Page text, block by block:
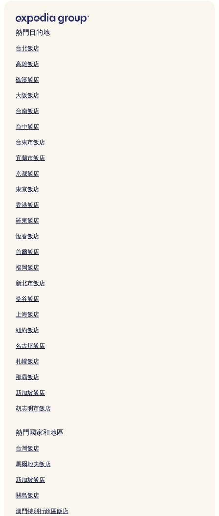
B
i
n
h
i
y
C
e
n
r
的
連
結
i
B
i
n
H
t
e
l
1
連
P
a
l
a
e
a
m
S
o
的
結
L
的
連
結
n
h
H
o
e
的
連
結
e
a
m
H
t
l
的
連
結
o
t
e
l
連
o
t
e
l
h
i
B
i
n
的
結
熱門目的地
台北飯店
高雄飯店
礁溪飯店
大阪飯店
台南飯店
台中飯店
台東市飯店
宜蘭市飯店
京都飯店
東京飯店
香港飯店
羅東飯店
恆春飯店
首爾飯店
福岡飯店
新北市飯店
曼谷飯店
上海飯店
紐約飯店
名古屋飯店
札幌飯店
那霸飯店
新加坡飯店
胡志明市飯店
熱門國家和地區
台灣飯店
馬爾地夫飯店
新加坡飯店
關島飯店
澳門特別行政區飯店